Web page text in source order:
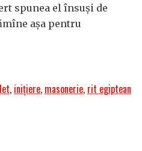
spunea el însuşi de
aşa pentru
, iniţiere, masonerie, rit egiptean